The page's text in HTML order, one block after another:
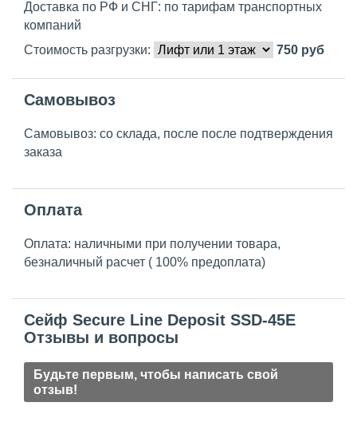
Доставка по РФ и СНГ: по тарифам транспортных
компаний
Стоимость разгрузки:
750 руб
Самовывоз
Самовывоз: со склада, после после подтверждения
заказа
Оплата
Оплата: наличными при получении товара,
безналичный расчет ( 100% предоплата)
Сейф Secure Line Deposit SSD-45E
Отзывы и вопросы
Будьте первым, чтобы написать свой
отзыв!